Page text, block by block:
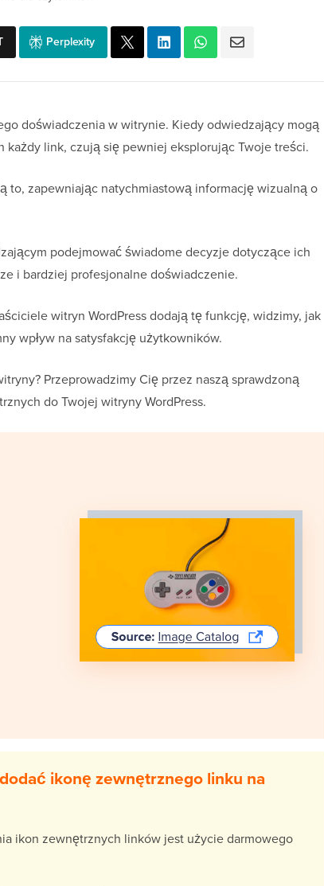
Perplexity
doświadczenia w witrynie. Kiedy odwiedzający mogą
każdy link, czują się pewniej eksplorując Twoje treści.
to, zapewniając natychmiastową informację wizualną o
podejmować świadome decyzje dotyczące ich
i bardziej profesjonalne doświadczenie.
witryn WordPress dodają tę funkcję, widzimy, jak
wpływ na satysfakcję użytkowników.
Przeprowadzimy Cię przez naszą sprawdzoną
do Twojej witryny WordPress.
ikonę zewnętrznego linku na
ikon zewnętrznych linków jest użycie darmowego